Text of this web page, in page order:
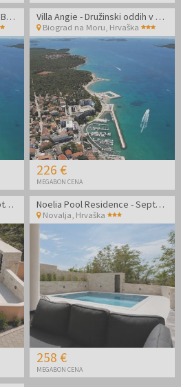
Villa Angie - Oddih za pare v Biogradu na Moru Villa Angie - Družinski oddih v Biogradu na Moru
Biograd na Moru, Hrvaška
226 €
MEGABON CENA
Noelia Pool Residence - September v apartmaju v Novalji Noelia Pool Residence - September v apartmaju v Novalji
Novalja, Hrvaška
258 €
MEGABON CENA